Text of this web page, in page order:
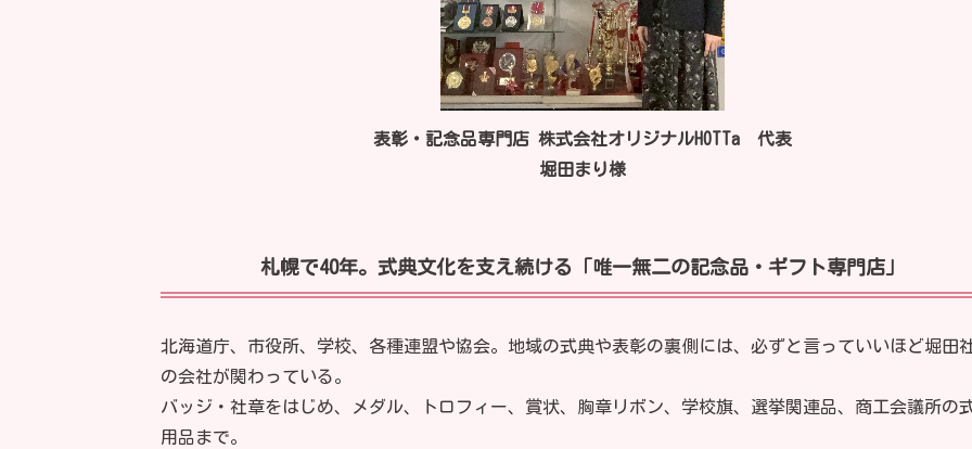
表彰・記念品専門店 株式会社オリジナルHOTTa 代表
堀田まり様
札幌で40年。式典文化を支え続ける「唯一無二の記念品・ギフト専門店」
北海道庁、市役所、学校、各種連盟や協会。地域の式典や表彰の裏側には、必ずと言っていいほど堀田
の会社が関わっている。
バッジ・社章をはじめ、メダル、トロフィー、賞状、胸章リボン、学校旗、選挙関連品、商工会議所の
用品まで。